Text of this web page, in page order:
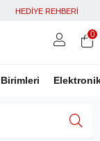
HEDİYE REHBERİ
0